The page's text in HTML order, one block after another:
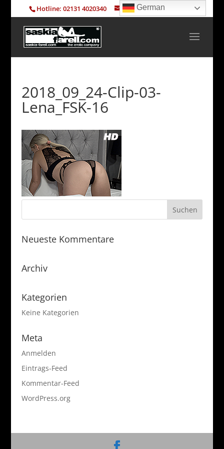
Hotline: 02131 4020340 info@saskia-farell.com
2018_09_24-Clip-03-
Lena_FSK-16
Neueste Kommentare
Archiv
Kategorien
Keine Kategorien
Meta
Anmelden
Eintrags-Feed
Kommentar-Feed
WordPress.org
German